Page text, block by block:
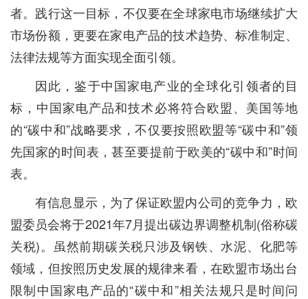
者。践行这一目标，不仅要在全球家电市场继续扩大
市场份额，更要在家电产品的技术趋势、标准制定、
法律法规等方面实现全面引领。
因此，鉴于中国家电产业的全球化引领者的目
标，中国家电产品和技术必将符合欧盟、美国等地
的“碳中和”战略要求，不仅要按照欧盟等“碳中和”领
先国家的时间表，甚至要提前于欧美的“碳中和”时间
表。
有信息显示，为了保证欧盟内公司的竞争力，欧
盟委员会将于2021年7月提出碳边界调整机制(俗称碳
关税)。虽然前期碳关税只涉及钢铁、水泥、化肥等
领域，但按照历史发展的规律来看，在欧盟市场出台
限制中国家电产品的“碳中和”相关法规只是时间问